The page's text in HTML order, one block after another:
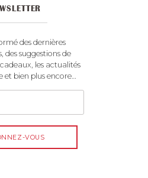
des dernières
des suggestions de
les actualités
bien plus encore…